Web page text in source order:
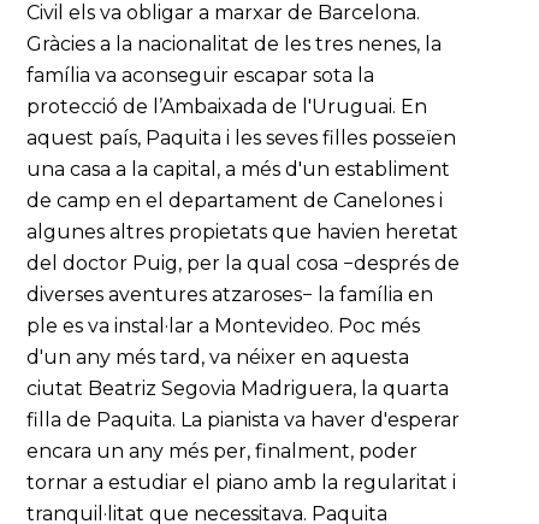
Civil els va obligar a marxar de Barcelona.
Gràcies a la nacionalitat de les tres nenes, la
família va aconseguir escapar sota la
protecció de l’Ambaixada de l'Uruguai. En
aquest país, Paquita i les seves filles posseïen
una casa a la capital, a més d'un establiment
de camp en el departament de Canelones i
algunes altres propietats que havien heretat
del doctor Puig, per la qual cosa −després de
diverses aventures atzaroses− la família en
ple es va instal·lar a Montevideo. Poc més
d'un any més tard, va néixer en aquesta
ciutat Beatriz Segovia Madriguera, la quarta
filla de Paquita. La pianista va haver d'esperar
encara un any més per, finalment, poder
tornar a estudiar el piano amb la regularitat i
tranquil·litat que necessitava. Paquita